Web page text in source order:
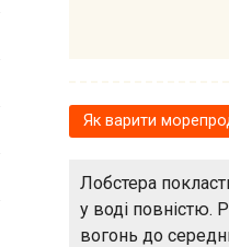
Як варити
Лобстера
у воді повністю.
вогонь до